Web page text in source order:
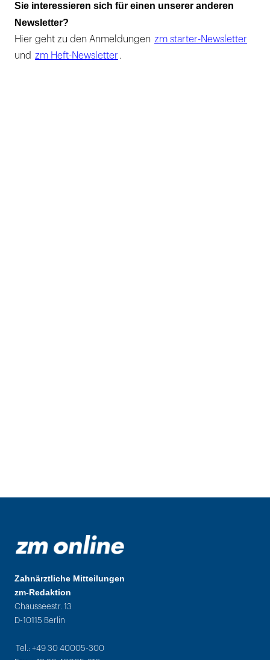
Sie interessieren sich für einen unserer anderen
Newsletter?
Hier geht zu den Anmeldungen zm starter-Newsletter
und zm Heft-Newsletter .
Zahnärztliche Mitteilungen
zm-Redaktion
Chausseestr. 13
D-10115 Berlin
Tel.: +49 30 40005-300